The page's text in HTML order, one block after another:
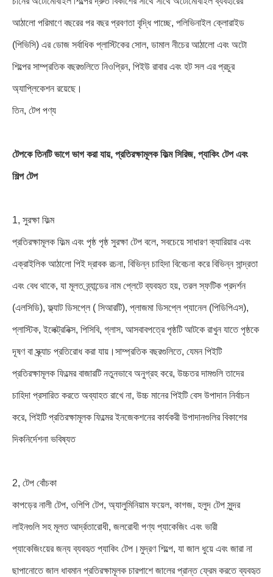
আঠালো পরিমাণে বছরের পর বছর প্রবণতা বৃদ্ধি পাচ্ছে, পলিভিনাইল ক্লোরাইড
(পিভিসি) এর ডোজ সর্বাধিক প্লাস্টিকের সোল, ডামাল নীচের আঠালো এবং অটো
শিল্পের সাম্প্রতিক বছরগুলিতে নিওপ্রিন, পিইউ রাবার এবং হট সল এর প্রচুর
অ্যাপ্লিকেশন রয়েছে।
তিন, টেপ পণ্য
টেপকে তিনটি ভাগে ভাগ করা যায়, প্রতিরক্ষামূলক ফিল্ম সিরিজ, প্যাকিং টেপ এবং
শিল্প টেপ
1, সুরক্ষা ফিল্ম
প্রতিরক্ষামূলক ফিল্ম এবং পৃষ্ঠ পৃষ্ঠ সুরক্ষা টেপ বলে, সবচেয়ে সাধারণ ক্যারিয়ার এবং
এক্রাইলিক আঠালো পিই দ্রাবক রচনা, বিভিন্ন চাহিদা বিবেচনা করে বিভিন্ন সান্দ্রতা
এবং বেধ থাকে, যা মূলত ব্র্যান্ডের নাম প্লেটে ব্যবহৃত হয়, তরল স্ফটিক প্রদর্শন
(এলসিডি), ফ্ল্যাট ডিসপ্লে ( সিআরটি), প্লাজমা ডিসপ্লে প্যানেল (পিডিপিএস),
প্লাস্টিক, ইলেক্ট্রনিক্স, পিসিবি, গ্লাস, আসবাবপত্রে পৃষ্ঠটি আটকে রাখুন যাতে পৃষ্ঠকে
দূষণ বা স্ক্র্যাচ প্রতিরোধ করা যায়।সাম্প্রতিক বছরগুলিতে, যেমন পিইটি
প্রতিরক্ষামূলক ফিল্মের বাজারটি নতুনভাবে অনুগ্রহ করে, উচ্চতর দামগুলি তাদের
চাহিদা প্রসারিত করতে অব্যাহত রাখে না, উচ্চ মানের পিইটি বেস উপাদান নির্বাচন
করে, পিইটি প্রতিরক্ষামূলক ফিল্মের ইনজেকশনের কার্যকরী উপাদানগুলির বিকাশের
দিকনির্দেশনা ভবিষ্যত
2, টেপ বোঁচকা
কাপড়ের নালী টেপ, ওপিপি টেপ, অ্যালুমিনিয়াম ফয়েল, কাগজ, হলুদ টেপ সুন্দর
লাইনগুলি সহ মূলত আর্দ্রতারোধী, জলরোধী পণ্য প্যাকেজিং এবং ভারী
প্যাকেজিংয়ের জন্য ব্যবহৃত প্যাকিং টেপ।মুদ্রণ শিল্পে, যা জাল ধুয়ে এবং জারা না
ছাপানোতে জাল ধাবমান প্রতিরক্ষামূলক চারপাশে জালের প্রান্ত ফ্রেম করতে ব্যবহৃত